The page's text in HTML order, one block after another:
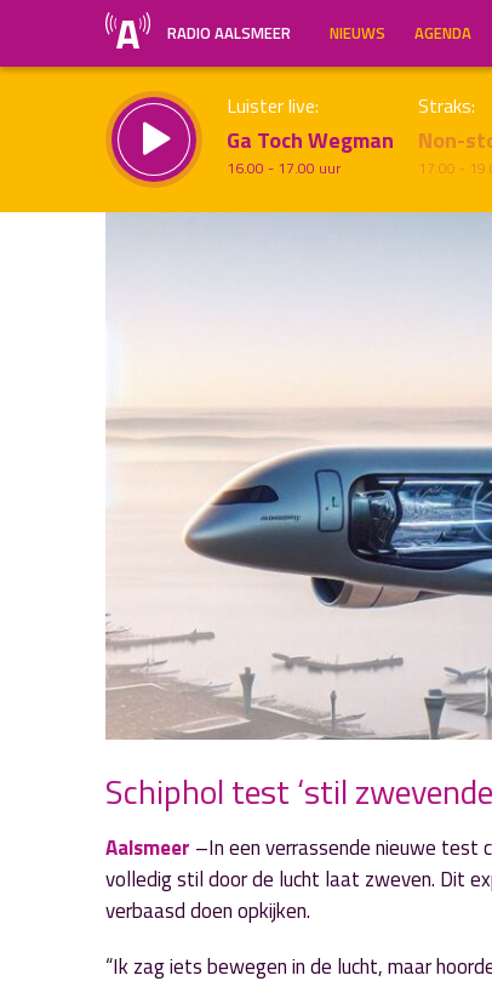
RADIO AALSMEER NIEUWS AGENDA
Luister live:
Ga Toch Wegman
16.00 - 17.00 uur
Straks:
Non-
17.00 -
Schiphol test ‘stil
Aalsmeer –In een verrassende nieuwe test
volledig stil door de lucht laat zweven. Dit
verbaasd doen opkijken.
“Ik zag iets bewegen in de lucht, maar